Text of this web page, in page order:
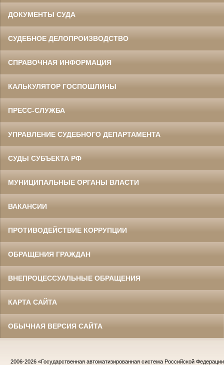
ДОКУМЕНТЫ СУДА
СУДЕБНОЕ ДЕЛОПРОИЗВОДСТВО
СПРАВОЧНАЯ ИНФОРМАЦИЯ
КАЛЬКУЛЯТОР ГОСПОШЛИНЫ
ПРЕСС-СЛУЖБА
УПРАВЛЕНИЕ СУДЕБНОГО ДЕПАРТАМЕНТА
СУДЫ СУБЪЕКТА РФ
МУНИЦИПАЛЬНЫЕ ОРГАНЫ ВЛАСТИ
ВАКАНСИИ
ПРОТИВОДЕЙСТВИЕ КОРРУПЦИИ
ОБРАЩЕНИЯ ГРАЖДАН
ВНЕПРОЦЕССУАЛЬНЫЕ ОБРАЩЕНИЯ
КАРТА САЙТА
ОБЫЧНАЯ ВЕРСИЯ САЙТА
2006-2026 «Государственная автоматизированная система Российской